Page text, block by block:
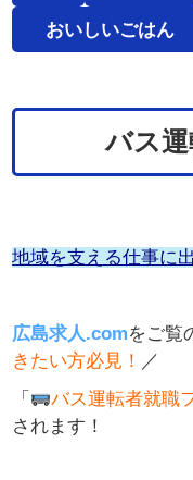
おいしいごはん
バス
地域を支える仕事に
広島求人.comをご覧
きたい方必見！ ／
「
バス運転者就職
されます！